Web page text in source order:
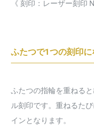
《 刻印：レーザー刻印
ふたつで1つの刻印
ふたつの指輪を重ねる
ル刻印です。重ねるた
インとなります。